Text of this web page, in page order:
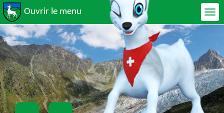
Ouvrir le menu